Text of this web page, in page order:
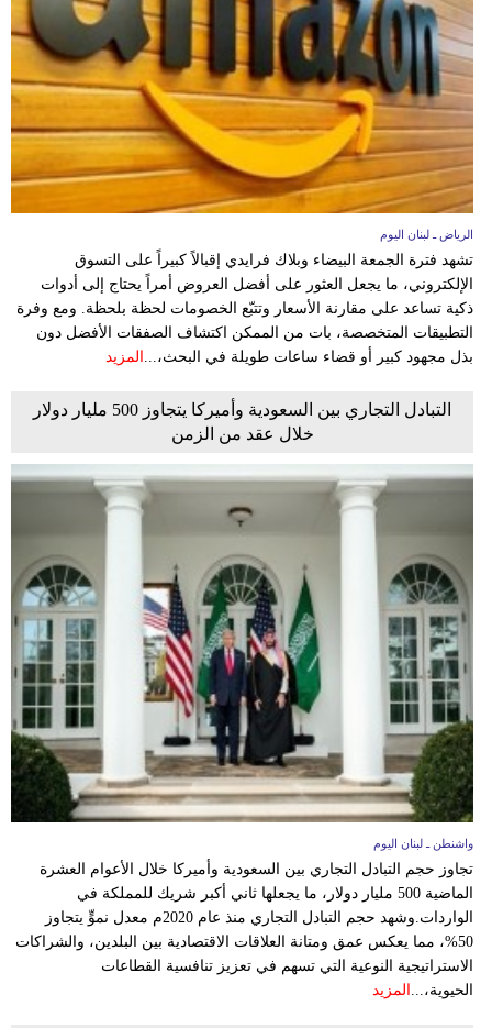
الرياض ـ لبنان اليوم
تشهد فترة الجمعة البيضاء وبلاك فرايدي إقبالاً كبيراً على التسوق
الإلكتروني، ما يجعل العثور على أفضل العروض أمراً يحتاج إلى أدوات
ذكية تساعد على مقارنة الأسعار وتتبّع الخصومات لحظة بلحظة. ومع وفرة
التطبيقات المتخصصة، بات من الممكن اكتشاف الصفقات الأفضل دون
بذل مجهود كبير أو قضاء ساعات طويلة في البحث،...
المزيد
التبادل التجاري بين السعودية وأميركا يتجاوز 500 مليار دولار
خلال عقد من الزمن
واشنطن ـ لبنان اليوم
تجاوز حجم التبادل التجاري بين السعودية وأميركا خلال الأعوام العشرة
الماضية 500 مليار دولار، ما يجعلها ثاني أكبر شريك للمملكة في
الواردات.وشهد حجم التبادل التجاري منذ عام 2020م معدل نموٍّ يتجاوز
50%، مما يعكس عمق ومتانة العلاقات الاقتصادية بين البلدين، والشراكات
الاستراتيجية النوعية التي تسهم في تعزيز تنافسية القطاعات
الحيوية،... المزيد